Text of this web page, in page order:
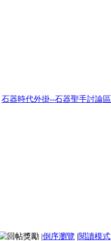
石器時代外掛--石器聖手討論區
|倒序瀏覽 |閱讀模式